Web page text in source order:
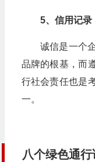
5、信用记录
诚信是一个
品牌的根基，而
行社会责任也是
一。
八个绿色通行